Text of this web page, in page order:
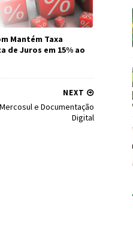
Mantém Taxa
de Juros em 15% ao
NEXT
e Documentação
Digital